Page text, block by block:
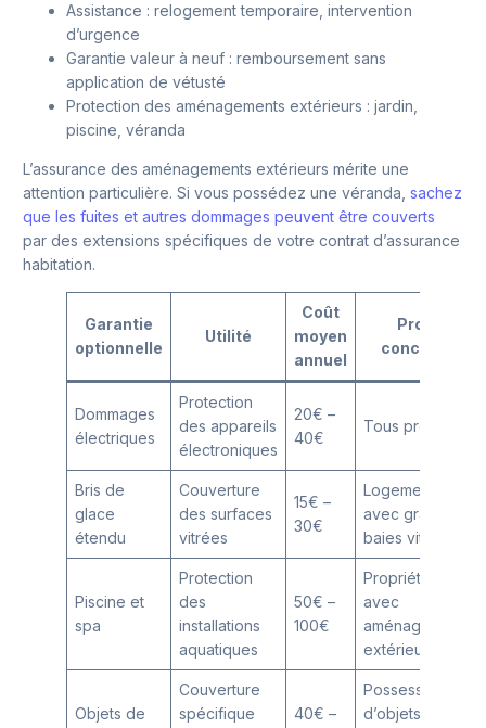
Assistance : relogement temporaire, intervention
d’urgence
Garantie valeur à neuf : remboursement sans
application de vétusté
Protection des aménagements extérieurs : jardin,
piscine, véranda
L’assurance des aménagements extérieurs mérite une
attention particulière. Si vous possédez une véranda,sachez
que les fuites et autres dommages peuvent être couverts
par des extensions spécifiques de votre contrat d’assurance
habitation.
Garantie
optionnelle
Utilité
Coût
moyen
annuel
Profil
concerné
Dommages
électriques
Protection
des appareils
électroniques
20€ –
40€
Tous profils
Bris de
glace
étendu
Couverture
des surfaces
vitrées
15€ –
30€
Logements
avec grandes
baies vitrées
Piscine et
spa
Protection
des
installations
aquatiques
50€ –
100€
Propriétaires
avec
aménagements
extérieurs
Objets de
Couverture
spécifique
40€ –
Possesseurs
d’objets de